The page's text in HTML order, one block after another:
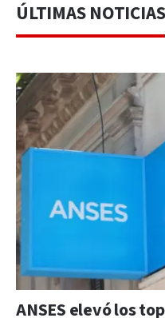
ÚLTIMAS NOTICIAS
ANSES elevó los